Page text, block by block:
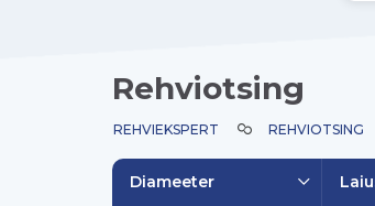
Rehviotsing
REHVIEKSPERT REHVIOTSING
Diameeter